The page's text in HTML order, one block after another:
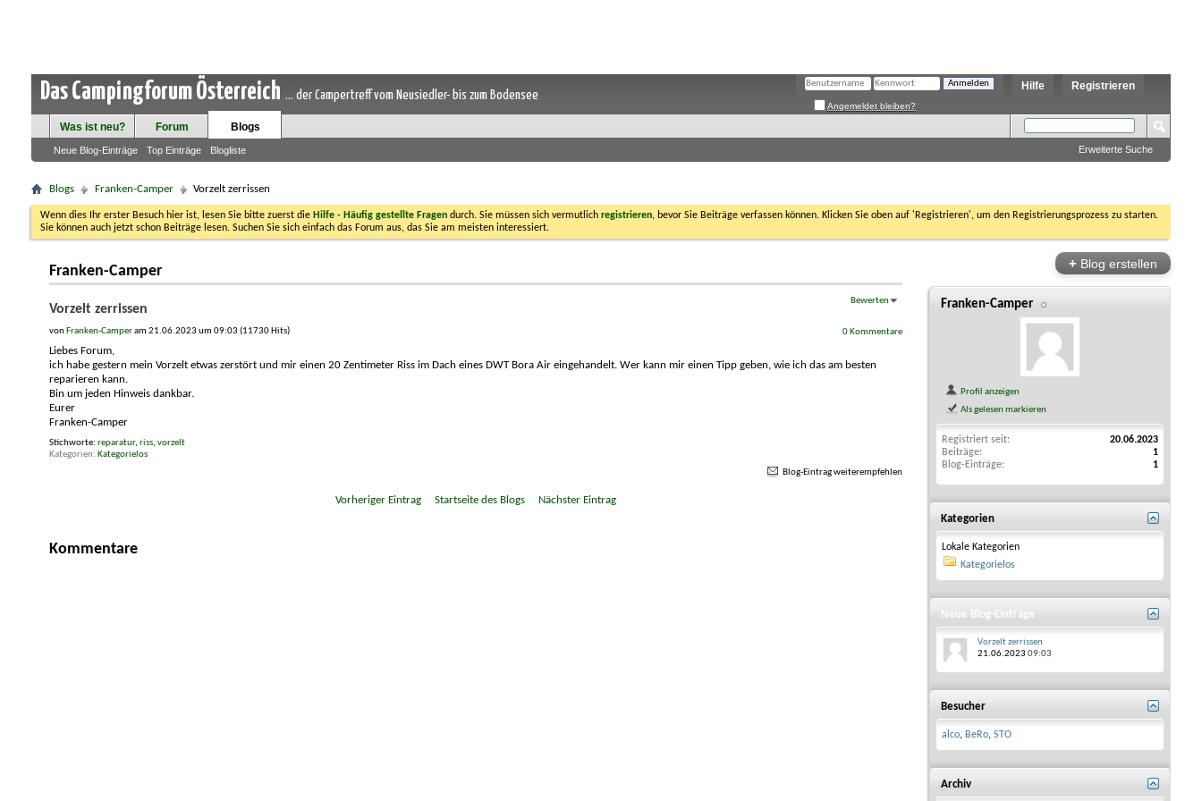
Das Campingforum Österreich ... der Campertreff vom Neusiedler- bis zum Bodensee
Registrieren
Hilfe
Angemeldet bleiben?
Was ist neu? Forum Blogs
Neue Blog-Einträge Top Einträge Blogliste Erweiterte Suche
Blogs Franken-Camper Vorzelt zerrissen
Wenn dies Ihr erster Besuch hier ist, lesen Sie bitte zuerst die Hilfe - Häufig gestellte Fragen durch. Sie müssen sich vermutlich registrieren, bevor Sie Beiträge verfassen können. Klicken Sie oben auf 'Registrieren', um den Registrierungsprozess zu starten.
Sie können auch jetzt schon Beiträge lesen. Suchen Sie sich einfach das Forum aus, das Sie am meisten interessiert.
Franken-Camper
Vorzelt zerrissen
Bewerten
0 Kommentare
von Franken-Camperam 21.06.2023 um 09:03 (11730 Hits)
Liebes Forum,
ich habe gestern mein Vorzelt etwas zerstört und mir einen 20 Zentimeter Riss im Dach eines DWT Bora Air eingehandelt. Wer kann mir einen Tipp geben, wie ich das am besten
reparieren kann.
Bin um jeden Hinweis dankbar.
Eurer
Franken-Camper
Stichworte: reparatur, riss, vorzelt
Kategorien
Kategorielos
Blog-Eintrag weiterempfehlen
Vorheriger Eintrag Startseite des Blogs Nächster Eintrag
Kommentare
+ Blog erstellen
Franken-Camper
Profil anzeigen
Als gelesen markieren
Registriert seit
20.06.2023
Beiträge
1
Blog-Einträge
1
Kategorien
Lokale Kategorien
Kategorielos
Neue Blog-Einträge
Vorzelt zerrissen
21.06.2023 09:03
Besucher
alco, BeRo, STO
Archiv